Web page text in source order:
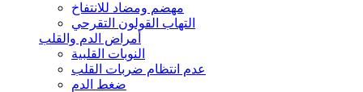
مهضم ومضاد للانتفاخ
التهاب القولون التقرحي
أمراض الدم والقلب
النوبات القلبية
عدم انتظام ضربات القلب
ضغط الدم